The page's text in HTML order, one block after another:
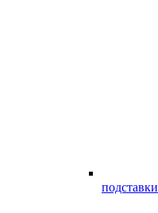
подставки